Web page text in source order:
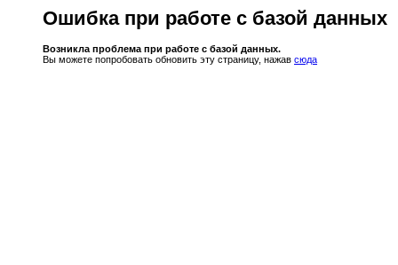
Ошибка при работе с базой данных
Возникла проблема при работе с базой данных.
Вы можете попробовать обновить эту страницу, нажав сюда